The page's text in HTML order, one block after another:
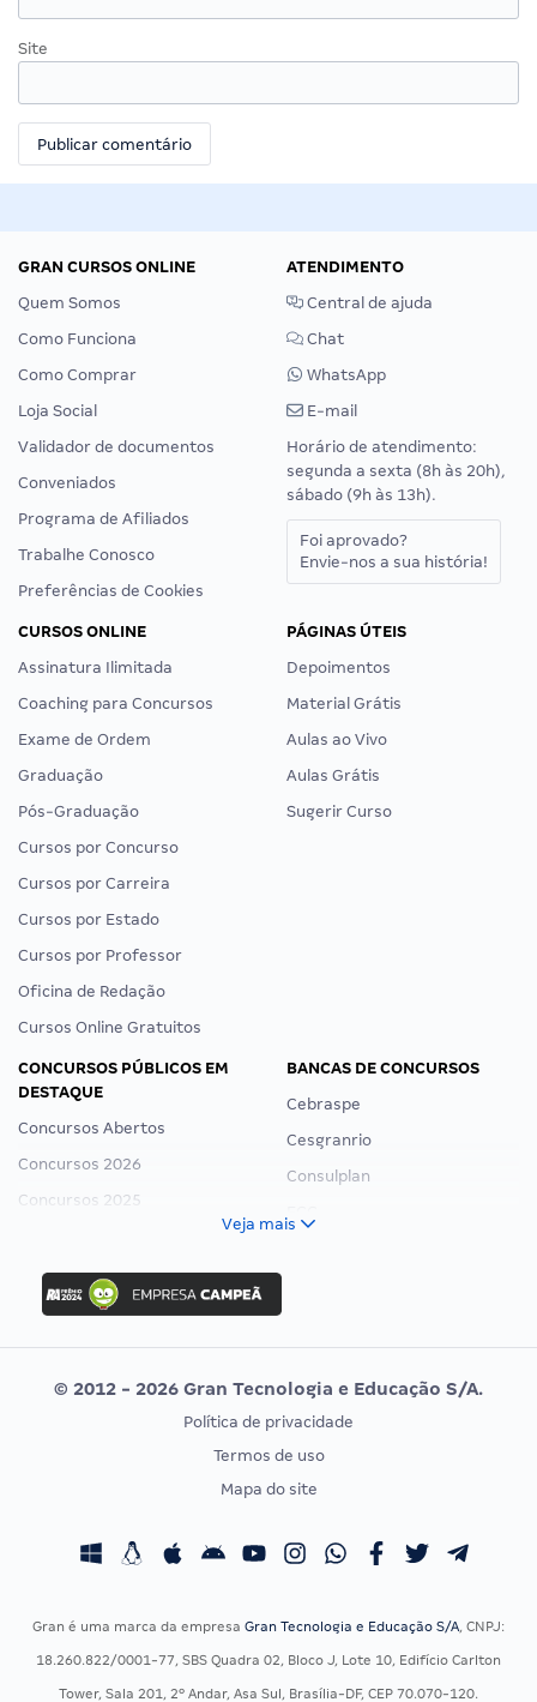
Site
GRAN CURSOS ONLINE
Quem Somos
Como Funciona
Como Comprar
Loja Social
Validador de documentos
Conveniados
Programa de Afiliados
Trabalhe Conosco
Preferências de Cookies
ATENDIMENTO
Central de ajuda
Chat
WhatsApp
E-mail
Horário de atendimento:
segunda a sexta (8h às 20h),
sábado (9h às 13h).
Foi aprovado?
Envie-nos a sua história!
CURSOS ONLINE
Assinatura Ilimitada
Coaching para Concursos
Exame de Ordem
Graduação
Pós-Graduação
Cursos por Concurso
Cursos por Carreira
Cursos por Estado
Cursos por Professor
Oficina de Redação
Cursos Online Gratuitos
PÁGINAS ÚTEIS
Depoimentos
Material Grátis
Aulas ao Vivo
Aulas Grátis
Sugerir Curso
CONCURSOS PÚBLICOS EM
DESTAQUE
Concursos Abertos
Concursos 2026
Concursos 2025
Concurso Ibama
Concurso MPU
Editais publicados
BANCAS DE CONCURSOS
Cebraspe
Cesgranrio
Consulplan
Vunesp
CONCURSOS POR PROFISSÃO
Concursos Fiscais
Concursos Saúde
EXAME DE ORDEM
Calendário OAB
Veja mais
© 2012 - 2026 Gran Tecnologia e Educação S/A.
Política de privacidade
Termos de uso
Mapa do site
Gran é uma marca da empresa Gran Tecnologia e Educação S/A, CNPJ:
18.260.822/0001-77, SBS Quadra 02, Bloco J, Lote 10, Edifício Carlton
Tower, Sala 201, 2º Andar, Asa Sul, Brasília-DF, CEP 70.070-120.